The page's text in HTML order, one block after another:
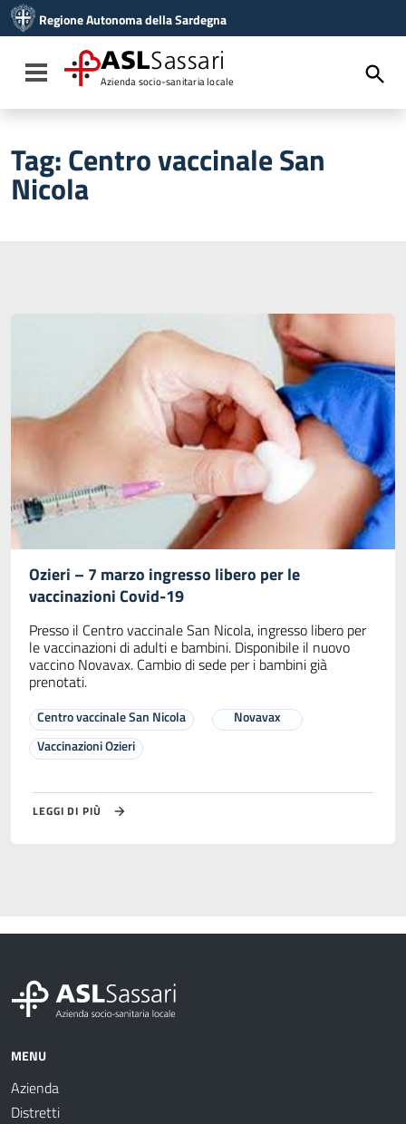
Vai al menu di navigazione
Vai al footer
Regione Autonoma della Sardegna
Toggle navigation
ASLSassari
Azienda socio-sanitaria locale
Tag:Centro vaccinale San
Nicola
Ozieri – 7 marzo ingresso libero per le
vaccinazioni Covid-19
Presso il Centro vaccinale San Nicola, ingresso libero per
le vaccinazioni di adulti e bambini. Disponibile il nuovo
vaccino Novavax. Cambio di sede per i bambini già
prenotati.
Centro vaccinale San Nicola
Novavax
Vaccinazioni Ozieri
LEGGI DI PIÙ
MENU
Azienda
Distretti